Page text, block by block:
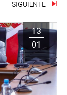
SIGUIENTE
13
01